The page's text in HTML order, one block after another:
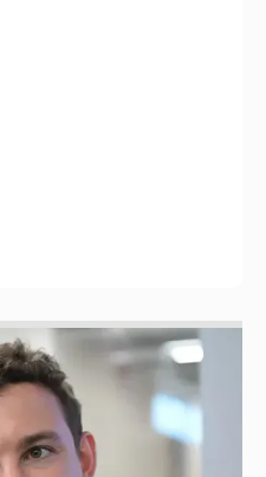
насчёт